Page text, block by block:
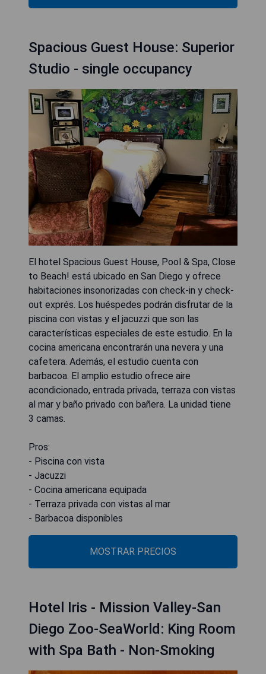
Spacious Guest House: Superior
Studio - single occupancy
El hotel Spacious Guest House, Pool & Spa, Close
to Beach! está ubicado en San Diego y ofrece
habitaciones insonorizadas con check-in y check-
out exprés. Los huéspedes podrán disfrutar de la
piscina con vistas y el jacuzzi que son las
características especiales de este estudio. En la
cocina americana encontrarán una nevera y una
cafetera. Además, el estudio cuenta con
barbacoa. El amplio estudio ofrece aire
acondicionado, entrada privada, terraza con vistas
al mar y baño privado con bañera. La unidad tiene
3 camas.
Pros:
- Piscina con vista
- Jacuzzi
- Cocina americana equipada
- Terraza privada con vistas al mar
- Barbacoa disponibles
MOSTRAR PRECIOS
Hotel Iris - Mission Valley-San
Diego Zoo-SeaWorld: King Room
with Spa Bath - Non-Smoking